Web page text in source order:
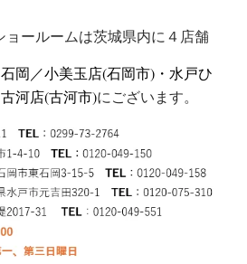
ョールームは茨城県内に４店舗
岡／小美玉店(石岡市)・水戸ひ
河店(古河市)にございます。